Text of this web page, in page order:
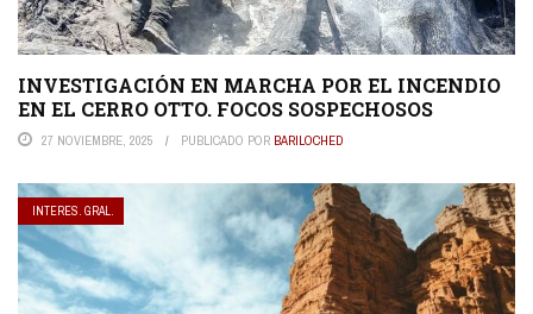
INVESTIGACIÓN EN MARCHA POR EL INCENDIO
EN EL CERRO OTTO. FOCOS SOSPECHOSOS
27 NOVIEMBRE, 2025 PUBLICADO POR BARILOCHED
INTERES. GRAL.